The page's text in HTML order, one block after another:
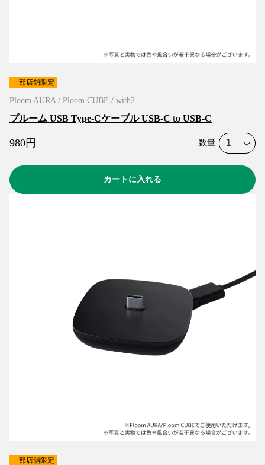
一部店舗限定
Ploom AURA / Ploom CUBE / with2
プルーム USB Type-Cケーブル USB-C to USB-C
980円 数量
カートに入れる
一部店舗限定